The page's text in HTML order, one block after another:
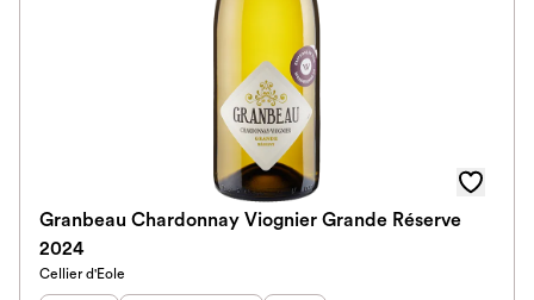
Granbeau Chardonnay Viognier Grande Réserve
2024
Cellier d'Eole